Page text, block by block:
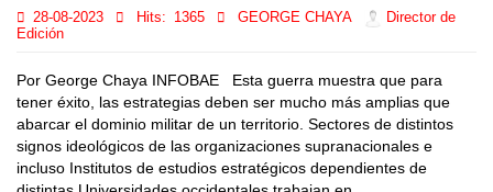
28-08-2023 Hits: 1365 GEORGE CHAYA
Director de
Edición
Por George Chaya INFOBAE Esta guerra muestra que para
tener éxito, las estrategias deben ser mucho más amplias que
abarcar el dominio militar de un territorio. Sectores de distintos
signos ideológicos de las organizaciones supranacionales e
incluso Institutos de estudios estratégicos dependientes de